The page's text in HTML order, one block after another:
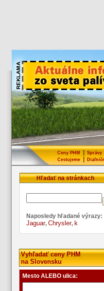
Ceny PHM Správy
Cestujeme|
Hľadať na stránkach
Naposledy hľadané výrazy:
Jaguar, Chrysler, k
Vyhľadať ceny PHM
na Slovensku
Mesto ALEBO ulica: